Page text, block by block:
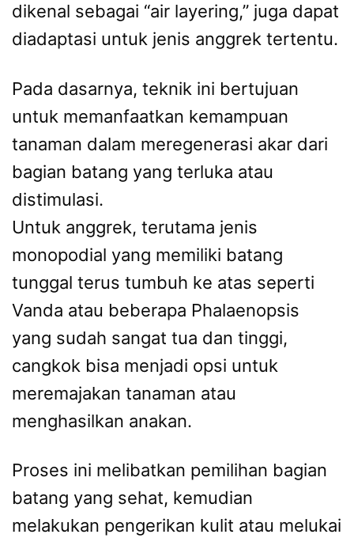
dikenal sebagai “air layering,” juga dapat
diadaptasi untuk jenis anggrek tertentu.
Pada dasarnya, teknik ini bertujuan
untuk memanfaatkan kemampuan
tanaman dalam meregenerasi akar dari
bagian batang yang terluka atau
distimulasi.
Untuk anggrek, terutama jenis
monopodial yang memiliki batang
tunggal terus tumbuh ke atas seperti
Vanda atau beberapa Phalaenopsis
yang sudah sangat tua dan tinggi,
cangkok bisa menjadi opsi untuk
meremajakan tanaman atau
menghasilkan anakan.
Proses ini melibatkan pemilihan bagian
batang yang sehat, kemudian
melakukan pengerikan kulit atau melukai